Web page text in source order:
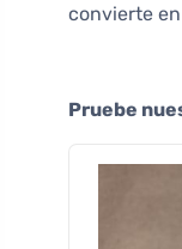
convierte
Pruebe